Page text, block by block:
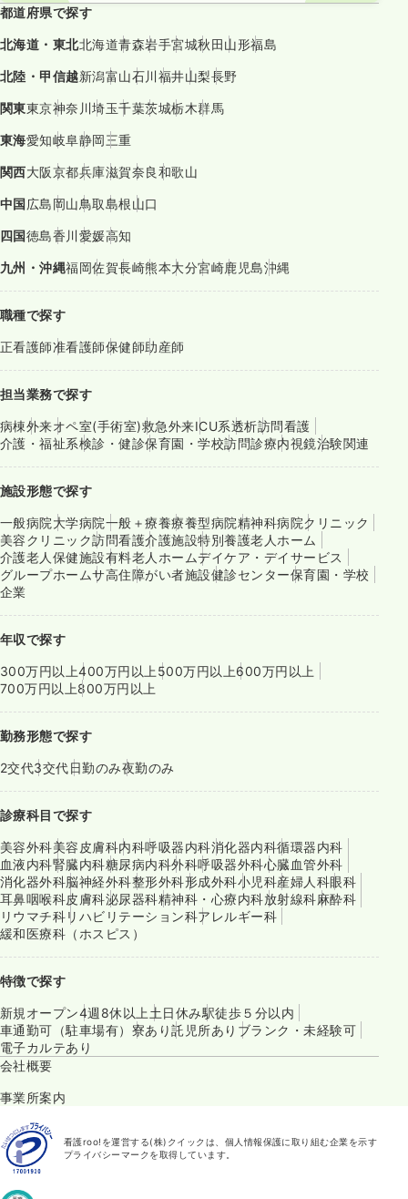
都道府県で探す
北海道・東北北海道青森岩手宮城秋田山形福島
北陸・甲信越新潟富山石川福井山梨長野
関東東京神奈川埼玉千葉茨城栃木群馬
東海愛知岐阜静岡三重
関西大阪京都兵庫滋賀奈良和歌山
中国広島岡山鳥取島根山口
四国徳島香川愛媛高知
九州・沖縄福岡佐賀長崎熊本大分宮崎鹿児島沖縄
職種で探す
正看護師准看護師保健師助産師
担当業務で探す
病棟外来オペ室(手術室)救急外来ICU系透析訪問看護
介護・福祉系検診・健診保育園・学校訪問診療内視鏡治験関連
施設形態で探す
一般病院大学病院一般＋療養療養型病院精神科病院クリニック
美容クリニック訪問看護介護施設特別養護老人ホーム
介護老人保健施設有料老人ホームデイケア・デイサービス
グループホームサ高住障がい者施設健診センター保育園・学校
企業
年収で探す
300万円以上400万円以上 500万円以上600万円以上
700万円以上800万円以上
勤務形態で探す
2交代3交代日勤のみ夜勤のみ
診療科目で探す
美容外科美容皮膚科内科呼吸器内科消化器内科循環器内科
血液内科腎臓内科糖尿病内科外科呼吸器外科心臓血管外科
消化器外科脳神経外科整形外科形成外科小児科産婦人科眼科
耳鼻咽喉科皮膚科泌尿器科精神科・心療内科放射線科麻酔科
リウマチ科リハビリテーション科アレルギー科
緩和医療科（ホスピス）
特徴で探す
新規オープン4週8休以上 土日休み駅徒歩５分以内
車通勤可（駐車場有） 寮あり託児所あり ブランク・未経験可
電子カルテあり
会社概要
事業所案内
看護roo!を運営する(株)クイックは、個人情報保護に取り組む企業を示す
プライバシーマークを取得しています。